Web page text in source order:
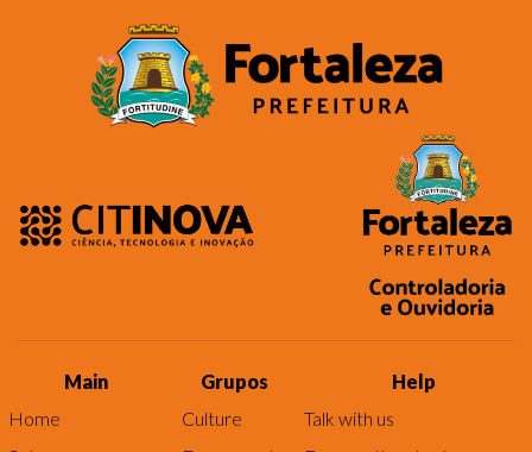
Main
Home
Grupos
Culture
Help
Talk with us